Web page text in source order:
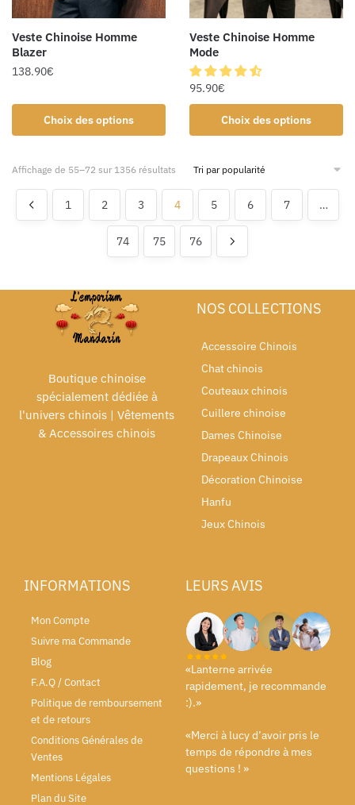
Veste Chinoise Homme
Blazer
138.90€
Choix des options
Veste Chinoise Homme
Mode
95.90€
Choix des options
Affichage de 55–72 sur 1356 résultats
1 2 3 4 5 6 7 …
74 75 76
Boutique chinoise
spécialement dédiée à
l'univers chinois | Vêtements
& Accessoires chinois
NOS COLLECTIONS
Accessoire Chinois
Chat chinois
Couteaux chinois
Cuillere chinoise
Dames Chinoise
Drapeaux Chinois
Décoration Chinoise
Hanfu
Jeux Chinois
INFORMATIONS
Mon Compte
Suivre ma Commande
Blog
F.A.Q / Contact
Politique de remboursement
et de retours
Conditions Générales de
Ventes
Mentions Légales
Plan du Site
LEURS AVIS
«Lanterne arrivée
rapidement, je recommande
:).»
«Merci à lucy d’avoir pris le
temps de répondre à mes
questions ! »